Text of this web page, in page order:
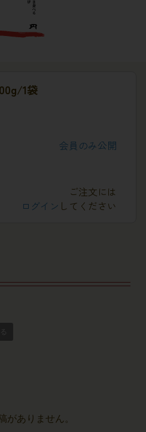
1袋
会員のみ公開
ご注文には
ログイン してください
がありません。